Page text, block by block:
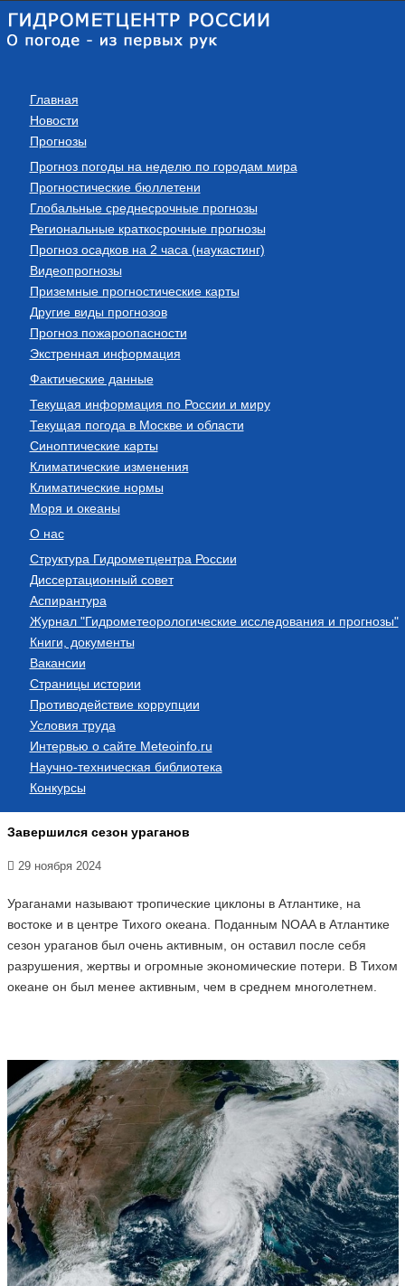
Главная
Новости
Прогнозы
Прогноз погоды на неделю по городам мира
Прогностические бюллетени
Глобальные среднесрочные прогнозы
Региональные краткосрочные прогнозы
Прогноз осадков на 2 часа (наукастинг)
Видеопрогнозы
Приземные прогностические карты
Другие виды прогнозов
Прогноз пожароопасности
Экстренная информация
Фактические данные
Текущая информация по России и миру
Текущая погода в Москве и области
Синоптические карты
Климатические изменения
Климатические нормы
Моря и океаны
О нас
Структура Гидрометцентра России
Диссертационный совет
Аспирантура
Журнал "Гидрометеорологические исследования и прогнозы"
Книги, документы
Вакансии
Страницы истории
Противодействие коррупции
Условия труда
Интервью о сайте Meteoinfo.ru
Научно-техническая библиотека
Конкурсы
Завершился сезон ураганов
29 ноября 2024
Ураганами называют тропические циклоны в Атлантике, на
востоке и в центре Тихого океана. Поданным NOAA в Атлантике
сезон ураганов был очень активным, он оставил после себя
разрушения, жертвы и огромные экономические потери. В Тихом
океане он был менее активным, чем в среднем многолетнем.